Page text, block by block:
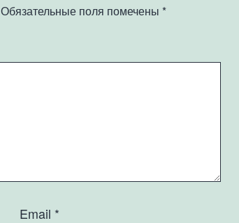
Обязательные поля помечены *
Email *